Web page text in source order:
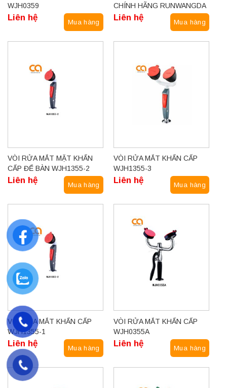
WJH0359
Liên hệ Mua hàng
CHÍNH HÃNG RUNWANGDA
MODEL WJH0711D
Liên hệ Mua hàng
VÒI RỬA MẮT MẶT KHẨN
CẤP ĐỂ BÀN WJH1355-2
Liên hệ Mua hàng
VÒI RỬA MẮT KHẨN CẤP
WJH1355-3
Liên hệ Mua hàng
VÒI RỬA MẮT KHẨN CẤP
WJH1355-1
Liên hệ Mua hàng
VÒI RỬA MẮT KHẨN CẤP
WJH0355A
Liên hệ Mua hàng